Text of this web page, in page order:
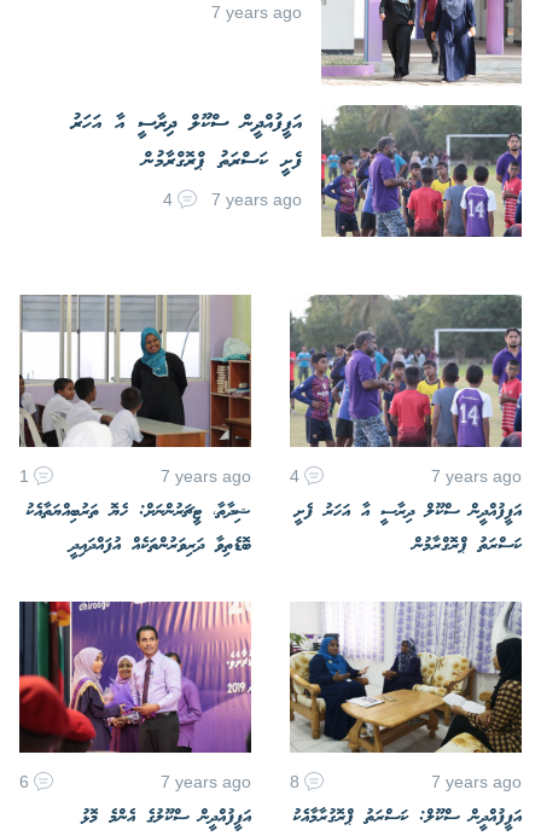
7 years ago
އަފީފުއްދީން ސްކޫލް ދިރާސީ އާ އަހަރު
ފެށީ ކަސްރަތު ޕްރޮގްރާމުން
7 years ago
4
7 years ago
4
އަފީފުއްދީން ސްކޫލް ދިރާސީ އާ އަހަރު ފެށީ
ކަސްރަތު ޕްރޮގްރާމުން
7 years ago
1
ޝިދާތާ، ޓީޗަރުންނަށް: ހެޔޮ ތަރުބިއްޔަތާއެކު
ބޮޑެތިވާ ދަރިވަރުންތަކެއް އުފައްދައިދީ
7 years ago
8
އަފީފުއްދީން ސްކޫލް: ކަސްރަތު ޕްރޮގުރާމާއެކު
7 years ago
6
އަފީފުއްދީން ސްކޫލުގެ އެންމެ މޮޅު